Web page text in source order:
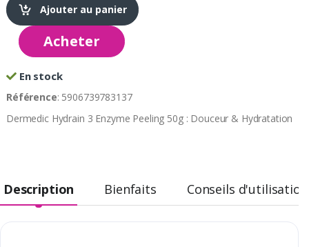
Ajouter au panier
Acheter
En stock
Référence: 5906739783137
Dermedic Hydrain 3 Enzyme Peeling 50g : Douceur & Hydratation
Description Bienfaits Conseils d'utilisation